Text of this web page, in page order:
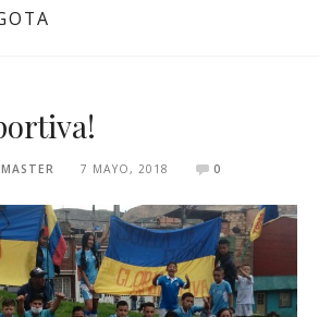
7 MAYO, 2018 0